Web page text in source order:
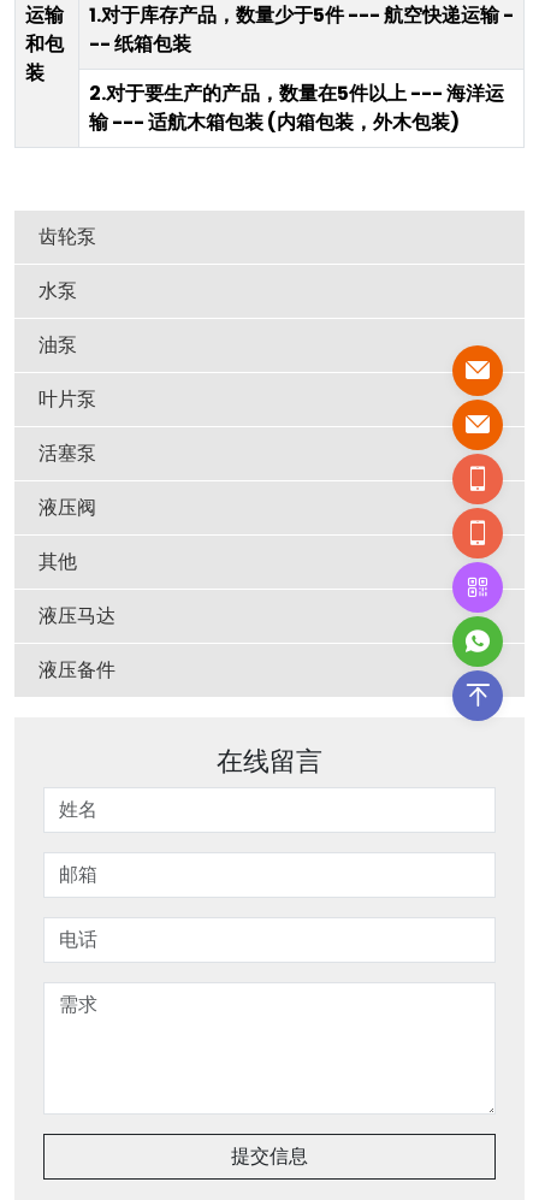
运输
和包
装
1.对于库存产品，数量少于5件 --- 航空快递运输 -
-- 纸箱包装
2.对于要生产的产品，数量在5件以上 --- 海洋运
输 --- 适航木箱包装 (内箱包装，外木包装)
齿轮泵
水泵
油泵
叶片泵
活塞泵
液压阀
其他
液压马达
液压备件
在线留言
提交信息